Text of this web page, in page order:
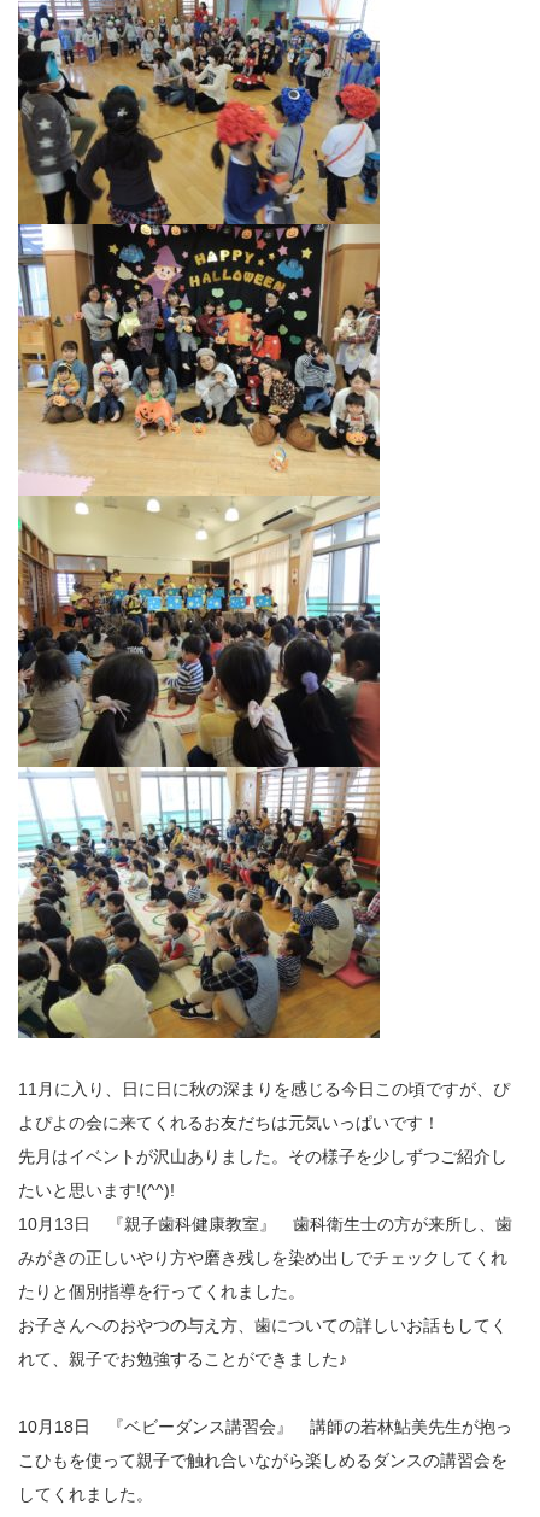
11月に入り、日に日に秋の深まりを感じる今日この頃ですが、ぴ
よぴよの会に来てくれるお友だちは元気いっぱいです！
先月はイベントが沢山ありました。その様子を少しずつご紹介し
たいと思います!(^^)!
10月13日 『親子歯科健康教室』 歯科衛生士の方が来所し、歯
みがきの正しいやり方や磨き残しを染め出しでチェックしてくれ
たりと個別指導を行ってくれました。
お子さんへのおやつの与え方、歯についての詳しいお話もしてく
れて、親子でお勉強することができました♪
10月18日 『ベビーダンス講習会』 講師の若林鮎美先生が抱っ
こひもを使って親子で触れ合いながら楽しめるダンスの講習会を
してくれました。